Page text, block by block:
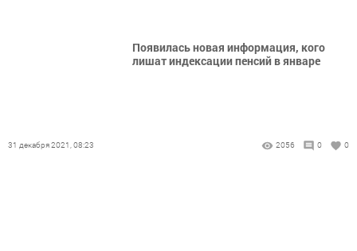
Появилась новая информация, кого
лишат индексации пенсий в январе
31 декабря 2021, 08:23 2056 0 0